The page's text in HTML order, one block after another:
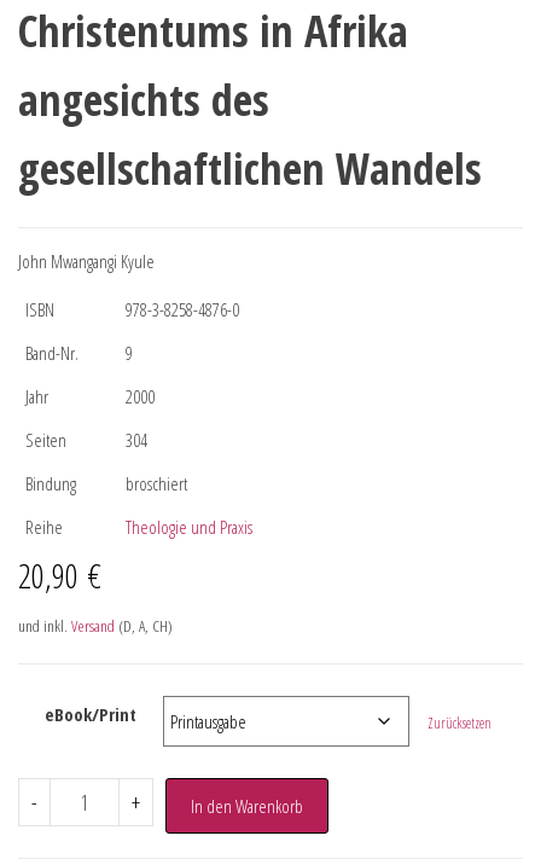
Christentums in Afrika
angesichts des
gesellschaftlichen Wandels
John Mwangangi Kyule
ISBN
978-3-8258-4876-0
Band-Nr.
9
Jahr
2000
Seiten
304
Bindung
broschiert
Reihe
Theologie und Praxis
20,90 €
und inkl. Versand (D, A, CH)
eBook/Print Zurücksetzen
- + In den Warenkorb